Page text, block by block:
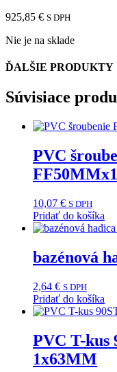
925,85 € S DPH
Nie je na sklade
ĎALŠIE PRODUKTY
Súvisiace
PVC
10,07 € S DPH
Pridať do košíka
bazénová
2,64 € S DPH
Pridať do košíka
PVC T-kus
1x63MM